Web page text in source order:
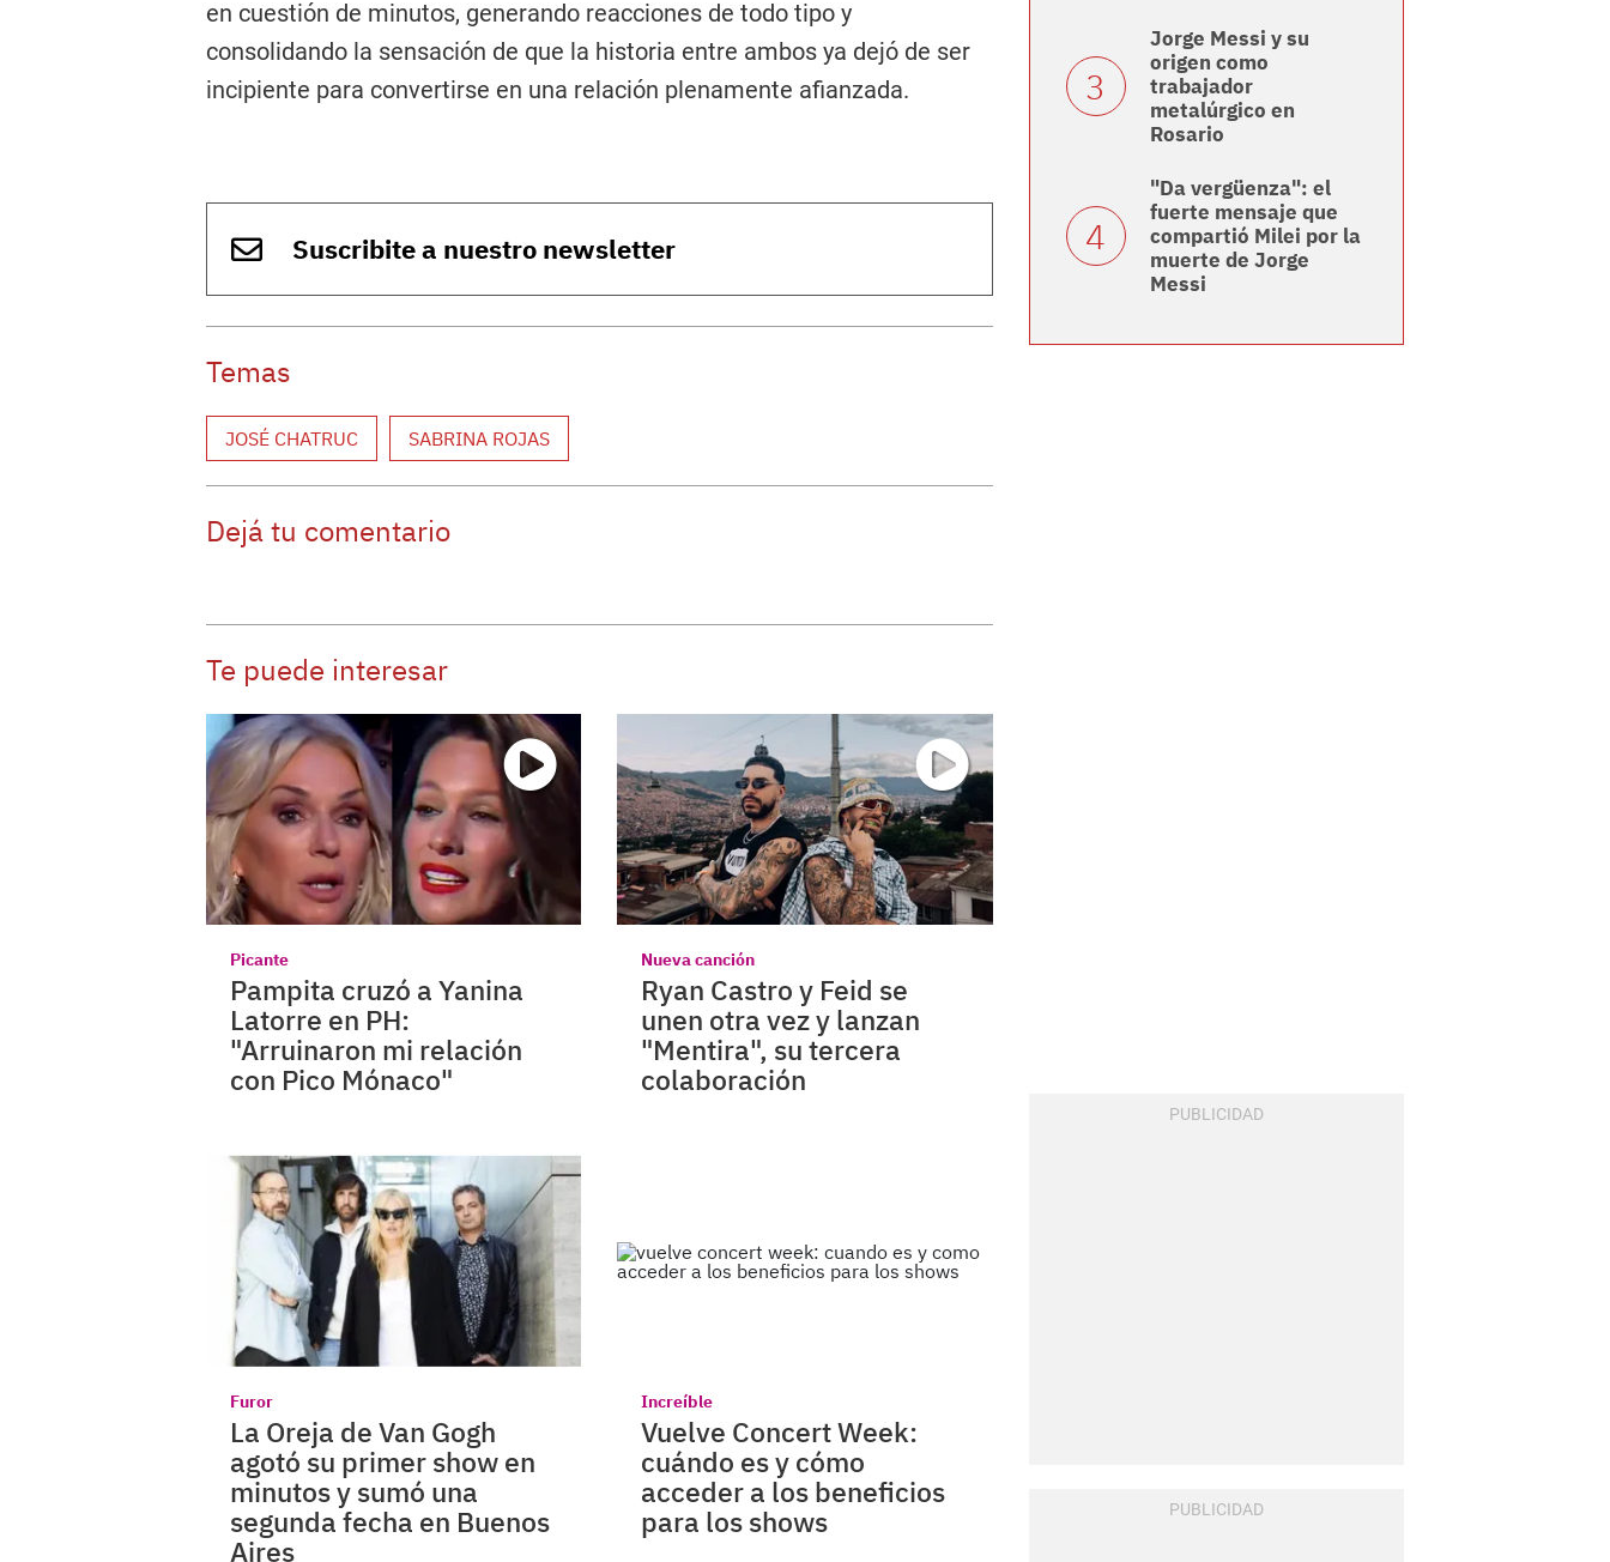
en cuestión de minutos, generando reacciones de todo tipo y
consolidando la sensación de que la historia entre ambos ya dejó de ser
incipiente para convertirse en una relación plenamente afianzada.
Suscribite a nuestro newsletter
Temas
JOSÉ CHATRUC SABRINA ROJAS
Dejá tu comentario
Te puede interesar
Picante
Pampita cruzó a Yanina
Latorre en PH:
"Arruinaron mi relación
con Pico Mónaco"
Nueva canción
Ryan Castro y Feid se
unen otra vez y lanzan
"Mentira", su tercera
colaboración
Furor
La Oreja de Van Gogh
agotó su primer show en
minutos y sumó una
segunda fecha en Buenos
Aires
Increíble
Vuelve Concert Week:
cuándo es y cómo
acceder a los beneficios
para los shows
Jorge Messi y su
origen como
trabajador
metalúrgico en
Rosario
"Da vergüenza": el
fuerte mensaje que
compartió Milei por la
muerte de Jorge
Messi